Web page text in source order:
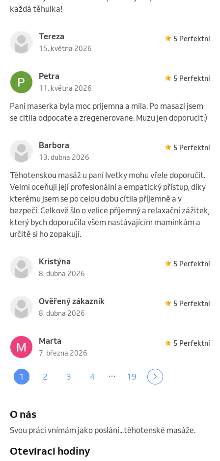
každá těhulka!
Tereza
15. května 2026
5 Perfektní
Petra
11. května 2026
5 Perfektní
Pani maserka byla moc prijemna a mila. Po masazi jsem
se citila odpocate a zregenerovane. Muzu jen doporucit:)
Barbora
13. dubna 2026
5 Perfektní
Těhotenskou masáž u paní Ivetky mohu vřele doporučit.
Velmi oceňuji její profesionální a empatický přístup, díky
kterému jsem se po celou dobu cítila příjemně a v
bezpečí. Celkově šlo o velice příjemný a relaxační zážitek,
který bych doporučila všem nastávajícím maminkám a
určitě si ho zopakují.
Kristýna
8. dubna 2026
5 Perfektní
Ověřený zákazník
8. dubna 2026
5 Perfektní
Marta
7. března 2026
5 Perfektní
1 2 3 4 … 19
O nás
Svou práci vnímám jako poslání...těhotenské masáže.
Otevírací hodiny